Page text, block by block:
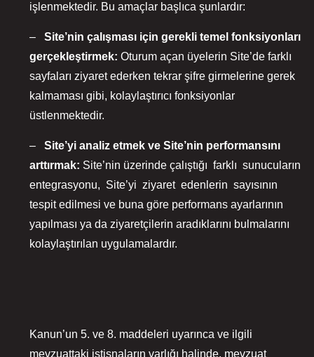
işlenmektedir. Bu amaçlar başlıca şunlardır:
– Site’nin çalışması için gerekli temel fonksiyonları
gerçekleştirmek: Oturum açan üyelerin Site’de farklı
sayfaları ziyaret ederken tekrar şifre girmelerine gerek
kalmaması gibi, kolaylaştırıcı fonksiyonlar
üstlenmektedir.
– Site’yi analiz etmek veSite’nin performansını
arttırmak: Site’nin üzerinde çalıştığı farklı sunucuların
entegrasyonu, Site’yi ziyaret edenlerin sayısının
tespit edilmesi ve buna göre performans ayarlarının
yapılması ya da ziyaretçilerin aradıklarını bulmalarını
kolaylaştırılan uygulamalardır.
Kanun’un 5. ve 8. maddeleri uyarınca ve ilgili
mevzuattaki istisnaların varlığı halinde, mevzuat